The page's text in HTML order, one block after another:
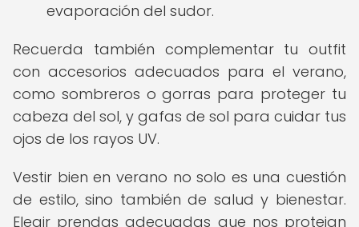
evaporación del sudor.
Recuerda también complementar tu outfit
con accesorios adecuados para el verano,
como sombreros o gorras para proteger tu
cabeza del sol, y gafas de sol para cuidar tus
ojos de los rayos UV.
Vestir bien en verano no solo es una cuestión
de estilo, sino también de salud y bienestar.
Elegir prendas adecuadas que nos protejan